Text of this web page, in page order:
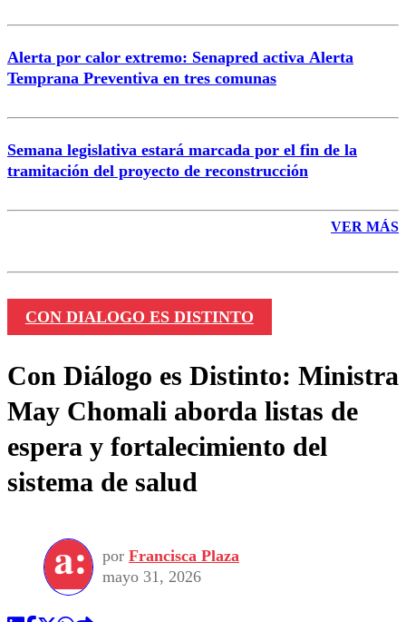
Alerta por calor extremo: Senapred activa Alerta
Temprana Preventiva en tres comunas
Semana legislativa estará marcada por el fin de la
tramitación del proyecto de reconstrucción
VER MÁS
CON DIALOGO ES DISTINTO
Con Diálogo es Distinto: Ministra
May Chomali aborda listas de
espera y fortalecimiento del
sistema de salud
por Francisca Plaza
mayo 31, 2026